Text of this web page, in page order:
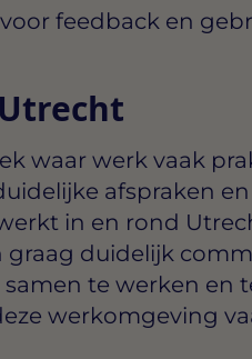
feedback en
waar werk vaak
afspraken
in en rond
graag duidelijk
te werken en
werkomgeving